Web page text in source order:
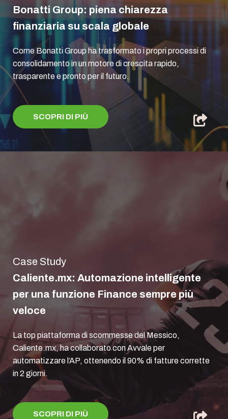
Bonatti Group: piena chiarezza
finanziaria su scala globale
Come Bonatti Group ha trasformato i propri processi di
consolidamento in un motore di crescita rapido,
trasparente e pronto per il futuro.
SCOPRI DI PIÙ
Case Study
Caliente.mx: Automazione intelligente
per una funzione Finance sempre più
veloce
La top piattaforma di scommesse del Messico,
Caliente.mx, ha collaborato con Avvale per
automatizzare l’AP, ottenendo il 90% di fatture corrette
in 2 giorni.
SCOPRI DI PIÙ